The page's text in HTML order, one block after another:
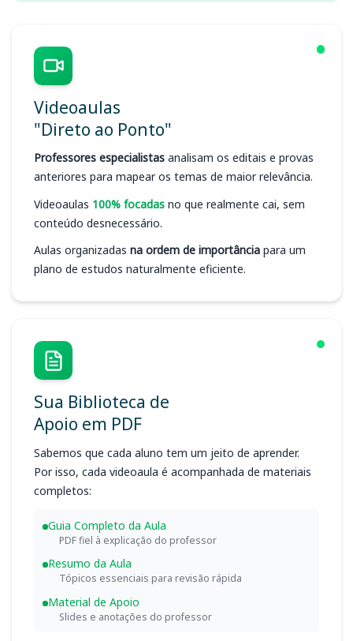
Videoaulas
"Direto ao Ponto"
Professores especialistas analisam os editais e provas
anteriores para mapear os temas de maior relevância.
Videoaulas 100% focadas no que realmente cai, sem
conteúdo desnecessário.
Aulas organizadas na ordem de importância para um
plano de estudos naturalmente eficiente.
Sua Biblioteca de
Apoio em PDF
Sabemos que cada aluno tem um jeito de aprender.
Por isso, cada videoaula é acompanhada de materiais
completos:
Guia Completo da Aula
PDF fiel à explicação do professor
Resumo da Aula
Tópicos essenciais para revisão rápida
Material de Apoio
Slides e anotações do professor